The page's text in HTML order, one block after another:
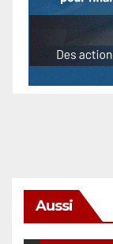
Aussi